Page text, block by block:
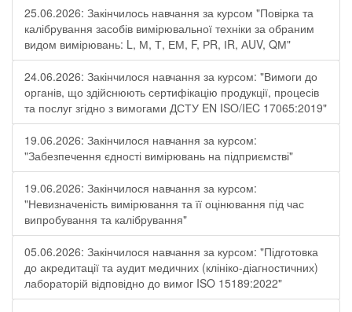
25.06.2026: Закінчилось навчання за курсом "Повірка та
калібрування засобів вимірювальної техніки за обраним
видом вимірювань: L, М, Т, ЕМ, F, РR, ІR, АUV, QМ"
24.06.2026: Закінчилося навчання за курсом: "Вимоги до
органів, що здійснюють сертифікацію продукції, процесів
та послуг згідно з вимогами ДСТУ EN ISO/IEC 17065:2019"
19.06.2026: Закінчилося навчання за курсом:
"Забезпечення єдності вимірювань на підприємстві"
19.06.2026: Закінчилося навчання за курсом:
"Невизначеність вимірювання та її оцінювання під час
випробування та калібрування"
05.06.2026: Закінчилося навчання за курсом: "Підготовка
до акредитації та аудит медичних (клініко-діагностичних)
лабораторій відповідно до вимог ISO 15189:2022"